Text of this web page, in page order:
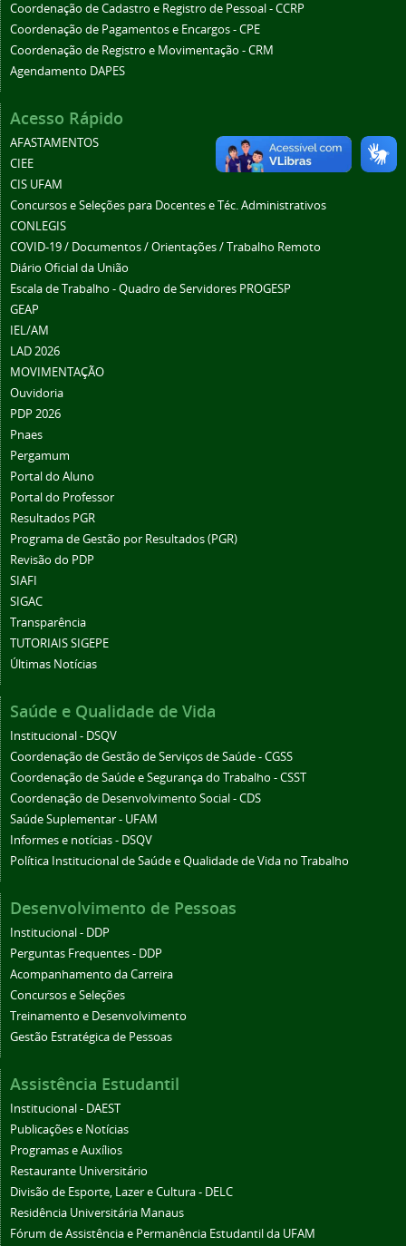
Coordenação de Cadastro e Registro de Pessoal - CCRP
Coordenação de Pagamentos e Encargos - CPE
Coordenação de Registro e Movimentação - CRM
Agendamento DAPES
Acesso Rápido
AFASTAMENTOS
CIEE
CIS UFAM
Concursos e Seleções para Docentes e Téc. Administrativos
CONLEGIS
COVID-19 / Documentos / Orientações / Trabalho Remoto
Diário Oficial da União
Escala de Trabalho - Quadro de Servidores PROGESP
GEAP
IEL/AM
LAD 2026
MOVIMENTAÇÃO
Ouvidoria
PDP 2026
Pnaes
Pergamum
Portal do Aluno
Portal do Professor
Resultados PGR
Programa de Gestão por Resultados (PGR)
Revisão do PDP
SIAFI
SIGAC
Transparência
TUTORIAIS SIGEPE
Últimas Notícias
Saúde e Qualidade de Vida
Institucional - DSQV
Coordenação de Gestão de Serviços de Saúde - CGSS
Coordenação de Saúde e Segurança do Trabalho - CSST
Coordenação de Desenvolvimento Social - CDS
Saúde Suplementar - UFAM
Informes e notícias - DSQV
Política Institucional de Saúde e Qualidade de Vida no Trabalho
Desenvolvimento de Pessoas
Institucional - DDP
Perguntas Frequentes - DDP
Acompanhamento da Carreira
Concursos e Seleções
Treinamento e Desenvolvimento
Gestão Estratégica de Pessoas
Assistência Estudantil
Institucional - DAEST
Publicações e Notícias
Programas e Auxílios
Restaurante Universitário
Divisão de Esporte, Lazer e Cultura - DELC
Residência Universitária Manaus
Fórum de Assistência e Permanência Estudantil da UFAM